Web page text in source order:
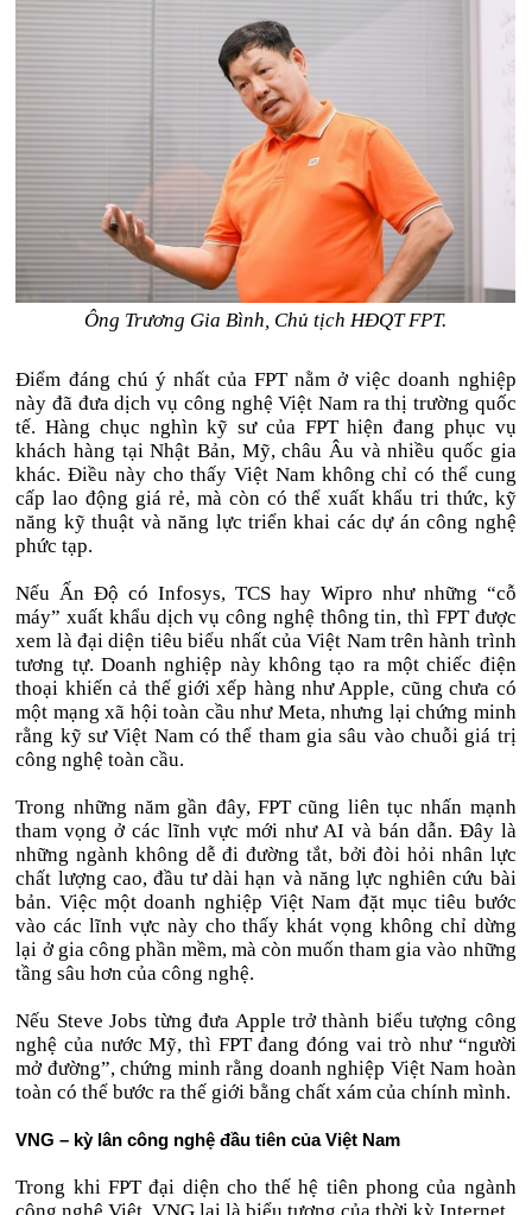
Ông Trương Gia Bình, Chủ tịch HĐQT FPT.
Điểm đáng chú ý nhất của FPT nằm ở việc doanh nghiệp
này đã đưa dịch vụ công nghệ Việt Nam ra thị trường quốc
tế. Hàng chục nghìn kỹ sư của FPT hiện đang phục vụ
khách hàng tại Nhật Bản, Mỹ, châu Âu và nhiều quốc gia
khác. Điều này cho thấy Việt Nam không chỉ có thể cung
cấp lao động giá rẻ, mà còn có thể xuất khẩu tri thức, kỹ
năng kỹ thuật và năng lực triển khai các dự án công nghệ
phức tạp.
Nếu Ấn Độ có Infosys, TCS hay Wipro như những “cỗ
máy” xuất khẩu dịch vụ công nghệ thông tin, thì FPT được
xem là đại diện tiêu biểu nhất của Việt Nam trên hành trình
tương tự. Doanh nghiệp này không tạo ra một chiếc điện
thoại khiến cả thế giới xếp hàng như Apple, cũng chưa có
một mạng xã hội toàn cầu như Meta, nhưng lại chứng minh
rằng kỹ sư Việt Nam có thể tham gia sâu vào chuỗi giá trị
công nghệ toàn cầu.
Trong những năm gần đây, FPT cũng liên tục nhấn mạnh
tham vọng ở các lĩnh vực mới như AI và bán dẫn. Đây là
những ngành không dễ đi đường tắt, bởi đòi hỏi nhân lực
chất lượng cao, đầu tư dài hạn và năng lực nghiên cứu bài
bản. Việc một doanh nghiệp Việt Nam đặt mục tiêu bước
vào các lĩnh vực này cho thấy khát vọng không chỉ dừng
lại ở gia công phần mềm, mà còn muốn tham gia vào những
tầng sâu hơn của công nghệ.
Nếu Steve Jobs từng đưa Apple trở thành biểu tượng công
nghệ của nước Mỹ, thì FPT đang đóng vai trò như “người
mở đường”, chứng minh rằng doanh nghiệp Việt Nam hoàn
toàn có thể bước ra thế giới bằng chất xám của chính mình.
VNG – kỳ lân công nghệ đầu tiên của Việt Nam
Trong khi FPT đại diện cho thế hệ tiên phong của ngành